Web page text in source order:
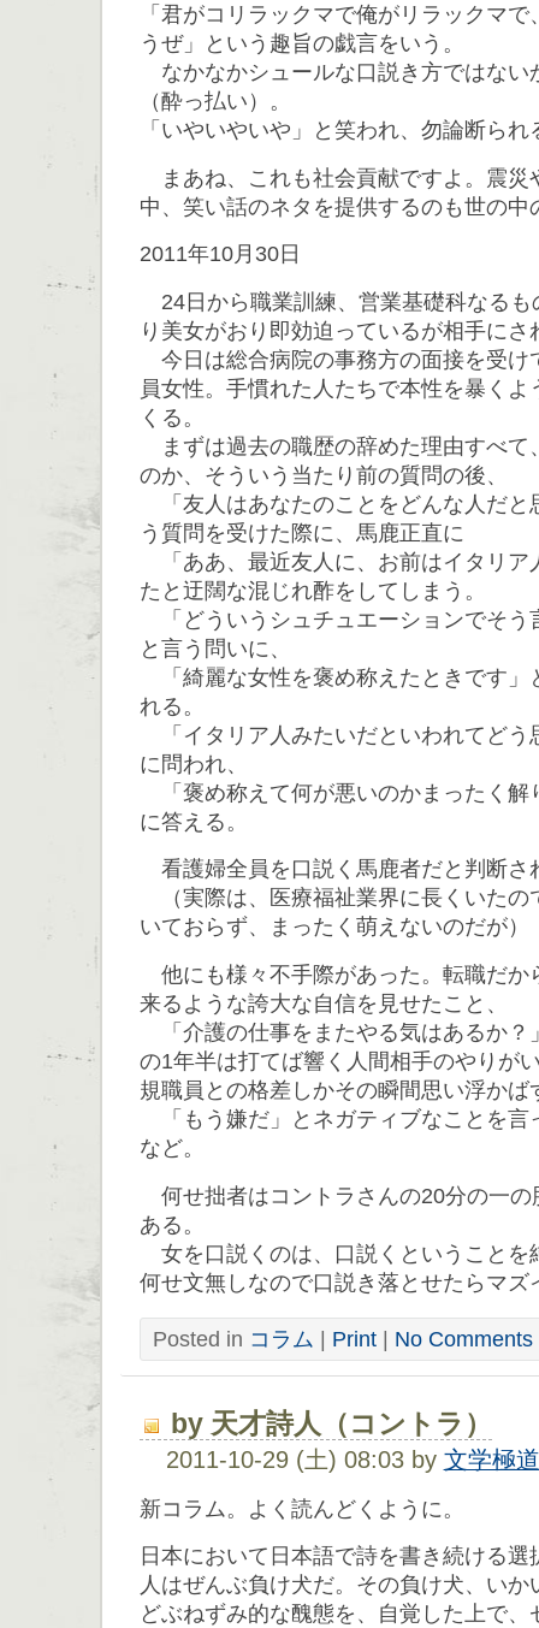
「君がコリラックマで俺がリラックマ
うぜ」という趣旨の戯言をいう。
なかなかシュールな口説き方ではない
（酔っ払い）。
「いやいやいや」と笑われ、勿論断られ
まあね、これも社会貢献ですよ。震災
中、笑い話のネタを提供するのも世の中
2011年10月30日
24日から職業訓練、営業基礎科なるも
り美女がおり即効迫っているが相手にさ
今日は総合病院の事務方の面接を受け
員女性。手慣れた人たちで本性を暴く
くる。
まずは過去の職歴の辞めた理由すべて
のか、そういう当たり前の質問の後、
「友人はあなたのことをどんな人だと
う質問を受けた際に、馬鹿正直に
「ああ、最近友人に、お前はイタリア
たと迂闊な混じれ酢をしてしまう。
「どういうシュチュエーションでそう
と言う問いに、
「綺麗な女性を褒め称えたときです」
れる。
「イタリア人みたいだといわれてどう
に問われ、
「褒め称えて何が悪いのかまったく解
に答える。
看護婦全員を口説く馬鹿者だと判断さ
（実際は、医療福祉業界に長くいたの
いておらず、まったく萌えないのだが）
他にも様々不手際があった。転職だか
来るような誇大な自信を見せたこと、
「介護の仕事をまたやる気はあるか？
の1年半は打てば響く人間相手のやりが
規職員との格差しかその瞬間思い浮かば
「もう嫌だ」とネガティブなことを言
など。
何せ拙者はコントラさんの20分の一の
ある。
女を口説くのは、口説くということを
何せ文無しなので口説き落とせたらマズ
Posted in コラム Print No Comments
by 天才詩人（コントラ）
2011-10-29 (土) 08:03 by 文学極
新コラム。よく読んどくように。
日本において日本語で詩を書き続ける
人はぜんぶ負け犬だ。その負け犬、い
どぶねずみ的な醜態を、自覚した上で